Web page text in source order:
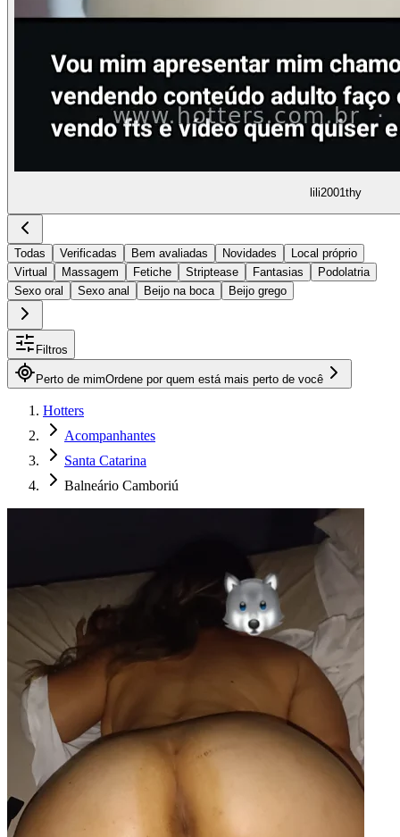
lili2001thy
Todas Verificadas Bem avaliadas Novidades
Local próprio
Virtual
Massagem Fetiche Striptease Fantasias
Podolatria
Sexo oral
Sexo anal Beijo na boca Beijo grego
Filtros
Perto de mimOrdene por quem está mais perto de você
Hotters
Acompanhantes
Santa Catarina
Balneário Camboriú